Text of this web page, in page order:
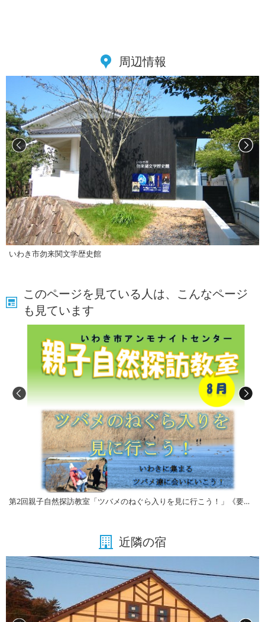
周辺情報
いわき市勿来関文学歴史館
このページを見ている人は、こんなページ
も見ています
第2回親子自然探訪教室「ツバメのねぐら入りを見に行こう！」《要事前申込》
近隣の宿